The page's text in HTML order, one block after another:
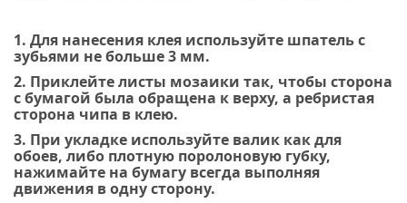
1. Для нанесения клея используйте шпатель с
зубьями не больше 3 мм.
2. Приклейте листы мозаики так, чтобы сторона
с бумагой была обращена к верху, а ребристая
сторона чипа в клею.
3. При укладке используйте валик как для
обоев, либо плотную поролоновую губку,
нажимайте на бумагу всегда выполняя
движения в одну сторону.